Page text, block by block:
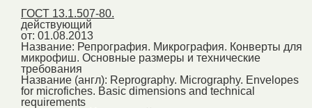
ГОСТ 13.1.507-80.
действующий
от: 01.08.2013
Название: Репрография. Микрография. Конверты для
микрофиш. Основные размеры и технические
требования
Название (англ): Reprography. Micrography. Envelopes
for microfiches. Basic dimensions and technical
requirements